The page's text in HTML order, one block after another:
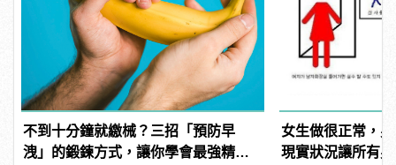
不到十分鐘就繳械？三招「預防早
洩」的鍛鍊方式，讓你學會最強精之
女生做很正常，
現實狀況讓所有